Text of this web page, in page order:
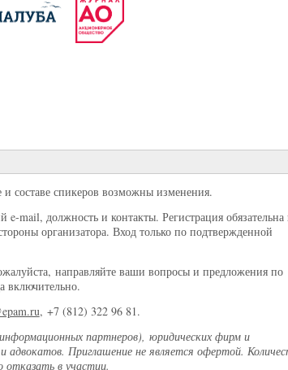
составе спикеров возможны изменения.
mail, должность и контакты. Регистрация обязательна
организатора. Вход только по подтвержденной
направляйте ваши вопросы и предложения по
включительно.
, +7 (812) 322 96 81.
партнеров), юридических фирм и
Приглашение не является офертой.
отказать в участии.